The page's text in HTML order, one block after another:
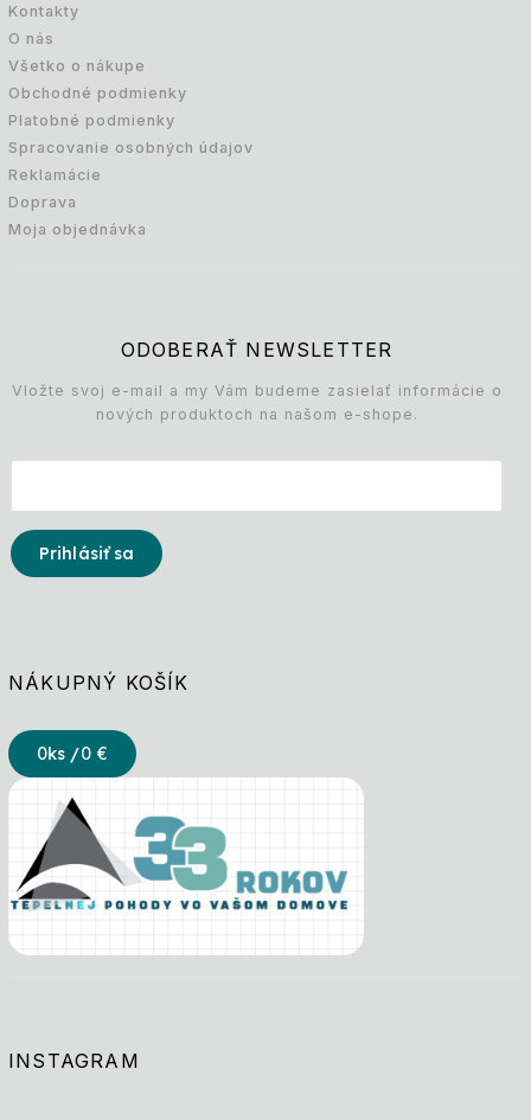
Kontakty
O nás
Všetko o nákupe
Obchodné podmienky
Platobné podmienky
Spracovanie osobných údajov
Reklamácie
Doprava
Moja objednávka
ODOBERAŤ NEWSLETTER
Vložte svoj e-mail a my Vám budeme zasielať informácie o
nových produktoch na našom e-shope.
Prihlásiť sa
NÁKUPNÝ KOŠÍK
0ks /0 €
INSTAGRAM